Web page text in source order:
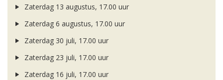
Zaterdag 13 augustus, 17.00 uur
Zaterdag 6 augustus, 17.00 uur
Zaterdag 30 juli, 17.00 uur
Zaterdag 23 juli, 17.00 uur
Zaterdag 16 juli, 17.00 uur